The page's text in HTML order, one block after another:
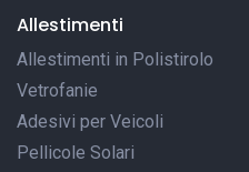
Allestimenti
Allestimenti in Polistirolo
Vetrofanie
Adesivi per Veicoli
Pellicole Solari